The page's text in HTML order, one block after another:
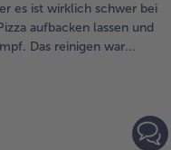
es ist wirklich schwer bei
aufbacken lassen und
Das reinigen war...